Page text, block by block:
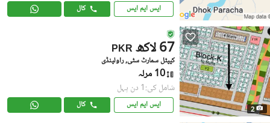
ایس ایم ایس کال
2
PKR 67 لاکھ
کیپٹل سمارٹ سٹی, راولپنڈی
10 مرلہ
شامل کی:1 دن پہل
ایس ایم ایس کال